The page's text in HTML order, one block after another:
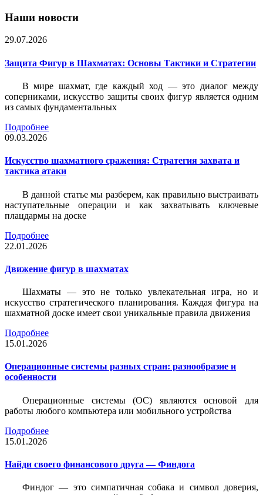
Наши новости
29.07.2026
Защита Фигур в Шахматах: Основы Тактики и Стратегии
В мире шахмат, где каждый ход — это диалог между
соперниками, искусство защиты своих фигур является одним
из самых фундаментальных
Подробнее
09.03.2026
Искусство шахматного сражения: Стратегия захвата и
тактика атаки
В данной статье мы разберем, как правильно выстраивать
наступательные операции и как захватывать ключевые
плацдармы на доске
Подробнее
22.01.2026
Движение фигур в шахматах
Шахматы — это не только увлекательная игра, но и
искусство стратегического планирования. Каждая фигура на
шахматной доске имеет свои уникальные правила движения
Подробнее
15.01.2026
Операционные системы разных стран: разнообразие и
особенности
Операционные системы (ОС) являются основой для
работы любого компьютера или мобильного устройства
Подробнее
15.01.2026
Найди своего финансового друга — Финдога
Финдог — это симпатичная собака и символ доверия,